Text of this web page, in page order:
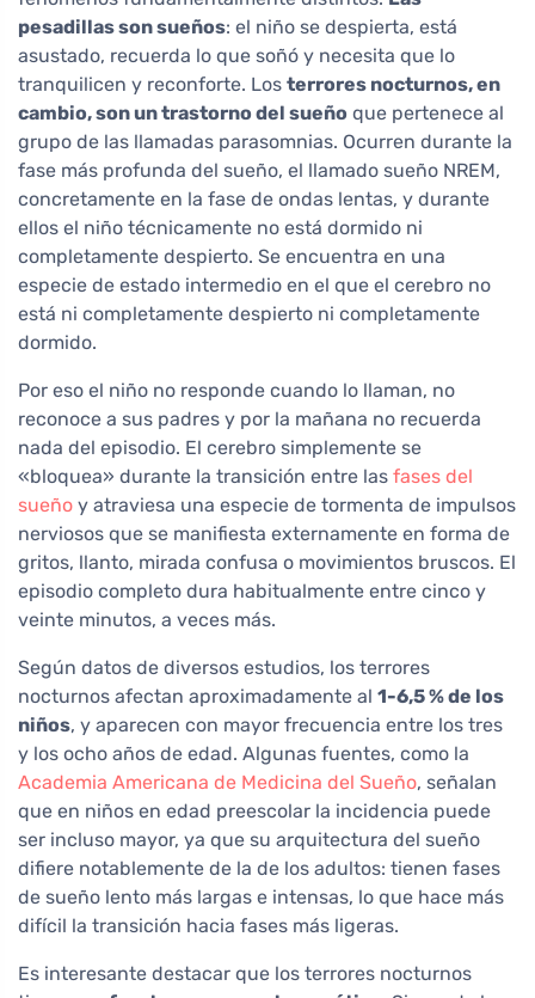
pesadillas son sueños: el niño se despierta, está
asustado, recuerda lo que soñó y necesita que lo
tranquilicen y reconforte. Los terrores nocturnos, en
cambio, son un trastorno del sueño que pertenece al
grupo de las llamadas parasomnias. Ocurren durante la
fase más profunda del sueño, el llamado sueño NREM,
concretamente en la fase de ondas lentas, y durante
ellos el niño técnicamente no está dormido ni
completamente despierto. Se encuentra en una
especie de estado intermedio en el que el cerebro no
está ni completamente despierto ni completamente
dormido.
Por eso el niño no responde cuando lo llaman, no
reconoce a sus padres y por la mañana no recuerda
nada del episodio. El cerebro simplemente se
«bloquea» durante la transición entre las fases del
sueño y atraviesa una especie de tormenta de impulsos
nerviosos que se manifiesta externamente en forma de
gritos, llanto, mirada confusa o movimientos bruscos. El
episodio completo dura habitualmente entre cinco y
veinte minutos, a veces más.
Según datos de diversos estudios, los terrores
nocturnos afectan aproximadamente al 1-6,5 % de los
niños, y aparecen con mayor frecuencia entre los tres
y los ocho años de edad. Algunas fuentes, como la
Academia Americana de Medicina del Sueño, señalan
que en niños en edad preescolar la incidencia puede
ser incluso mayor, ya que su arquitectura del sueño
difiere notablemente de la de los adultos: tienen fases
de sueño lento más largas e intensas, lo que hace más
difícil la transición hacia fases más ligeras.
Es interesante destacar que los terrores nocturnos